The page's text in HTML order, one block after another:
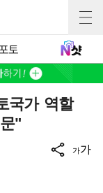
포토
국가 역할
"
가가